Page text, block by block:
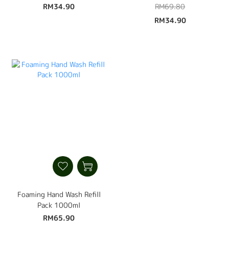
RM34.90
RM69.80
RM34.90
Foaming Hand Wash Refill
Pack 1000ml
RM65.90